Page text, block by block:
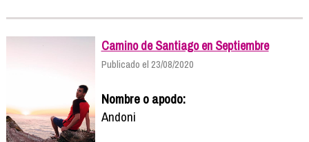
Camino de Santiago en Septiembre
Publicado el 23/08/2020
Nombre o apodo:
Andoni